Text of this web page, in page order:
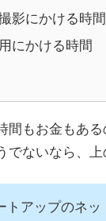
影にかける時
にかける時間
間もお金もあ
でないなら、
トアップのネ